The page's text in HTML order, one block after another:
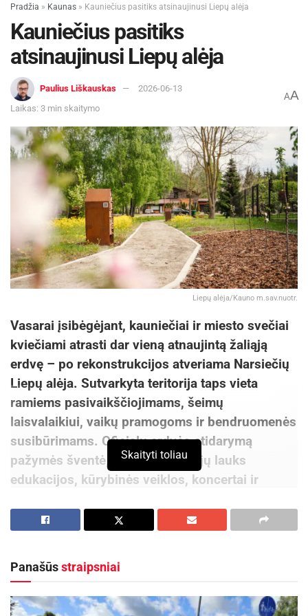
Pradžia » Kaunas » Kauniečius pasitiks atsinaujinusi Liepų alėja
Kauniečius pasitiks
atsinaujinusi Liepų alėja
Paulius Liškauskas
2026-06-13
Laikas: 3 min skaitymo
AA
Liepų alėja/Kauno m.sav.nuotr.
Vasarai įsibėgėjant, kauniečiai ir miesto svečiai
kviečiami atrasti dar vieną atnaujintą žaliąją
erdvę – po rekonstrukcijos atveriama Narsiečių
Liepų alėja. Sutvarkyta teritorija taps vieta
ramiems pasivaikščiojimams, šeimų
laisvalaikiui, vaikų pramogoms ir bendruomenės
susibūrimams. Oficialų erdvės atidarymą
pažymės šventė, kurioje lankytojų lauks
edukacijos, kūrybinės veiklos, koncertai ir
„Kurdami ir atnaujindami viešąsias erdves
kasdienybės dalimi. Narsiečių Liepų alėja kvies
burtis bendruomenei, leisti laiką su šeima, atrasti
Skaityti toliau
Panašūsstraipsniai